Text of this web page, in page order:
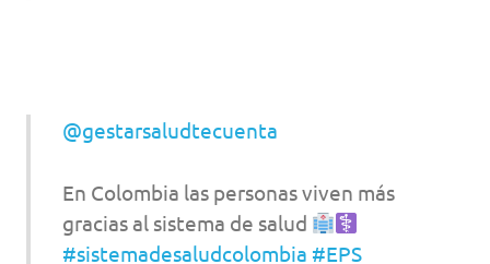
@gestarsaludtecuenta
En Colombia las personas viven más
gracias al sistema de salud
#sistemadesaludcolombia #EPS